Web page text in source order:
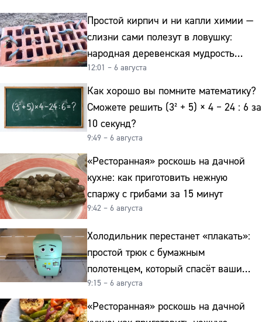
Простой кирпич и ни капли химии —
слизни сами полезут в ловушку:
народная деревенская мудрость
реально работает
12:01 – 6 августа
Как хорошо вы помните математику?
Сможете решить (3² + 5) × 4 − 24 : 6 за
10 секунд?
9:49 – 6 августа
«Ресторанная» роскошь на дачной
кухне: как приготовить нежную
спаржу с грибами за 15 минут
9:42 – 6 августа
Холодильник перестанет «плакать»:
простой трюк с бумажным
полотенцем, который спасёт ваши
овощи от гнили
9:15 – 6 августа
«Ресторанная» роскошь на дачной